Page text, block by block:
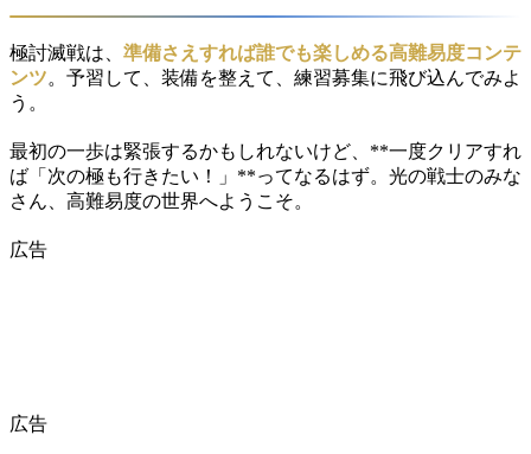
極討滅戦は、 準備さえすれば誰でも楽しめる高難易度コンテ
ンツ。予習して、装備を整えて、練習募集に飛び込んでみよ
う。
最初の一歩は緊張するかもしれないけど、**一度クリアすれ
ば「次の極も行きたい！」**ってなるはず。光の戦士のみな
さん、高難易度の世界へようこそ。
広告
広告